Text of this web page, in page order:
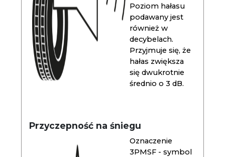
Poziom hałasu
podawany jest
również w
decybelach.
Przyjmuje się, że
hałas zwiększa
się dwukrotnie
średnio o 3 dB.
Przyczepność na śniegu
Oznaczenie
3PMSF - symbol